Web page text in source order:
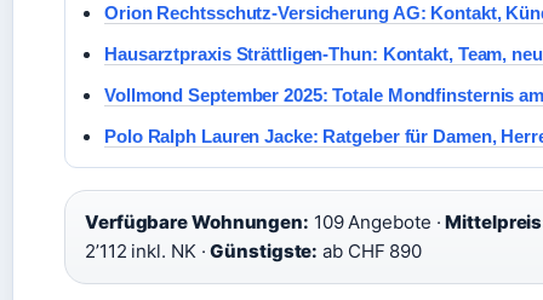
Orion Rechtsschutz-Versicherung AG: Kontakt,
Hausarztpraxis Strättligen-Thun: Kontakt, Team,
Vollmond September 2025: Totale Mondfinsternis
Polo Ralph Lauren Jacke: Ratgeber für Damen,
Verfügbare Wohnungen: 109 Angebote ·
2’112 inkl. NK ·Günstigste: ab CHF 890